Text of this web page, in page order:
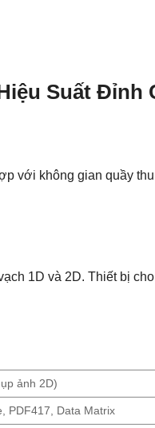
Suất Đỉnh
với không gian quầy
1D và 2D. Thiết bị
ảnh 2D)
PDF417, Data Matrix